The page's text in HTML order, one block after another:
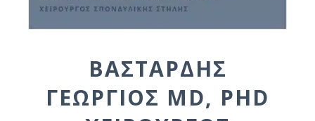
ΒΑΣΤΑΡΔΗΣ
ΓΕΩΡΓΙΟΣ MD, PHD